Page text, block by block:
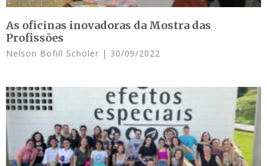
As oficinas inovadoras da Mostra das
Profissões
Nelson Bofill Schöler 30/09/2022